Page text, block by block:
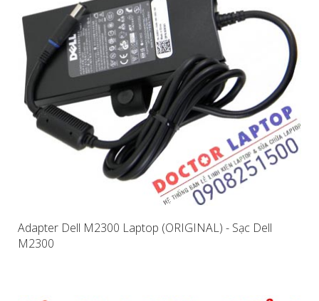
Adapter Dell M2300 Laptop (ORIGINAL) - Sạc Dell
M2300